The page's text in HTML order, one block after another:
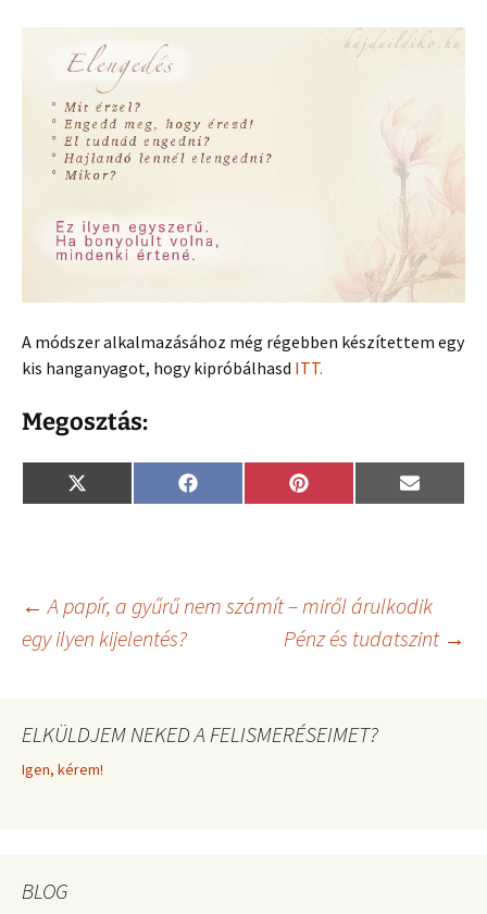
A módszer alkalmazásához még régebben készítettem egy
kis hanganyagot, hogy kipróbálhasd ITT.
Megosztás:
Share
on
X
(
e
r
)
Share
on
F
a
k
Share
on
P
i
s
t
Share
on
E
m
Bejegyzés
← A papír, a gyűrű nem számít – miről árulkodik
egy ilyen kijelentés?
Pénz és tudatszint →
ELKÜLDJEM NEKED A FELISMERÉSEIMET?
Igen, kérem!
BLOG